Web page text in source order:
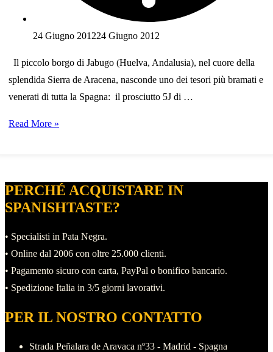
24 Giugno 201224 Giugno 2012
Il piccolo borgo di Jabugo (Huelva, Andalusia), nel cuore della
splendida Sierra de Aracena, nasconde uno dei tesori più bramati e
venerati di tutta la Spagna: il prosciutto 5J di …
Il
Sánchez
Romero
Read More »
PERCHÉ ACQUISTARE IN
SPANISHTASTE?
• Specialisti in Pata Negra.
• Online dal 2006 con oltre 25.000 clienti.
• Pagamento sicuro con carta, PayPal o bonifico bancario.
• Spedizione Italia in 3/5 giorni lavorativi.
PER IL NOSTRO CONTATTO
Strada Peñalara de Aravaca nº33 - Madrid - Spagna